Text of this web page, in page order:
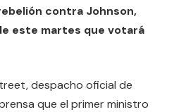
contra Johnson,
este martes que votará
despacho oficial de
que el primer ministro